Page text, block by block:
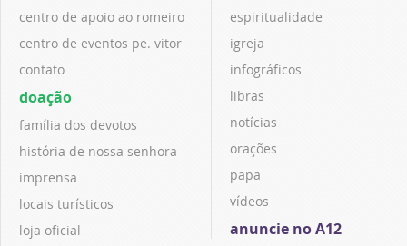
centro de apoio ao romeiro
centro de eventos pe. vitor
contato
doação
família dos devotos
história de nossa senhora
imprensa
locais turísticos
loja oficial
espiritualidade
igreja
infográficos
libras
notícias
orações
papa
vídeos
anuncie no A12